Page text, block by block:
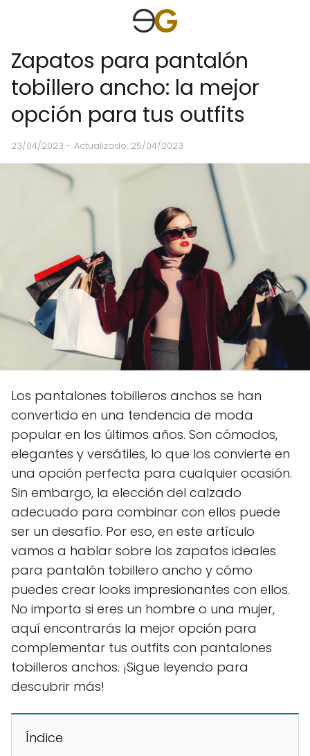
Zapatos para pantalón
tobillero ancho: la mejor
opción para tus outfits
23/04/2023 - Actualizado: 25/04/2023
Los pantalones tobilleros anchos se han
convertido en una tendencia de moda
popular en los últimos años. Son cómodos,
elegantes y versátiles, lo que los convierte en
una opción perfecta para cualquier ocasión.
Sin embargo, la elección del calzado
adecuado para combinar con ellos puede
ser un desafío. Por eso, en este artículo
vamos a hablar sobre los zapatos ideales
para pantalón tobillero ancho y cómo
puedes crear looks impresionantes con ellos.
No importa si eres un hombre o una mujer,
aquí encontrarás la mejor opción para
complementar tus outfits con pantalones
tobilleros anchos. ¡Sigue leyendo para
descubrir más!
Índice